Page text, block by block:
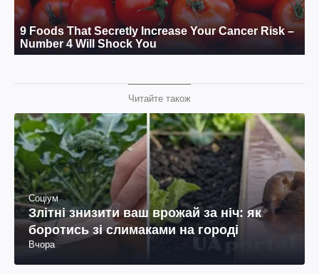
Читайте також
Соціум
Злітні знизити ваш врожай за ніч: як
боротись зі слимаками на городі
Вчора